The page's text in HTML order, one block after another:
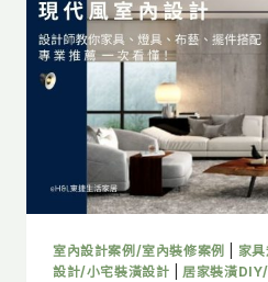
攻
略：
家
具、
燈
具、
布
藝、
裝
擺
件
室內設計案例/室內裝修案例 家
設計/小宅裝潢設計 |居家裝潢